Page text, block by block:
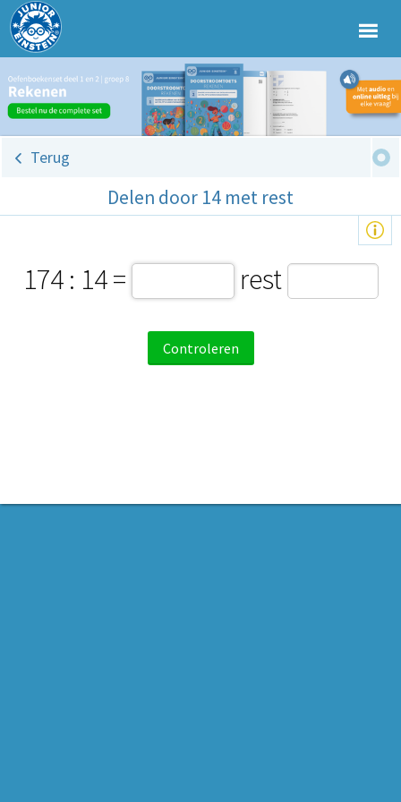
Terug
Delen door 14 met rest
174 : 14 = rest